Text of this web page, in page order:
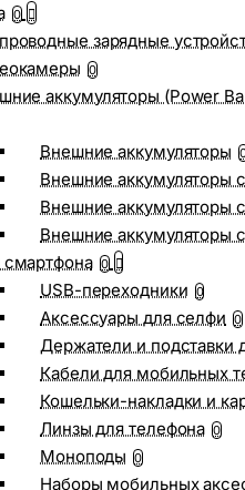
0
зарядные
0
аккумуляторы (Power
Внешние аккумуляторы
Внешние аккумуляторы
Внешние аккумуляторы
Внешние аккумуляторы
0
USB-переходники 0
Аксессуары для селфи 0
Держатели и подставки
Кабели для мобильных
Кошельки-накладки и
Линзы для телефона 0
Моноподы 0
Наборы мобильных